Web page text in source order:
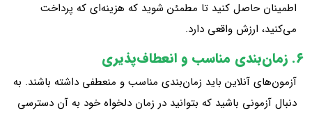
اطمینان حاصل کنید تا مطمئن شوید که هزینه‌ای که پرداخت
می‌کنید، ارزش واقعی دارد.
۶. زمان‌بندی مناسب و انعطاف‌پذیری
آزمون‌های آنلاین باید زمان‌بندی مناسب و منعطفی داشته باشند. به
دنبال آزمونی باشید که بتوانید در زمان دلخواه خود به آن دسترسی